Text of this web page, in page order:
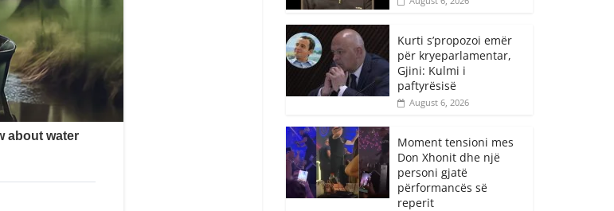
Kurti s’propozoi emër
për kryeparlamentar,
Gjini: Kulmi i
paftyrësisë
August 6, 2026
Moment tensioni mes
Don Xhonit dhe një
personi gjatë
përformancës së
reperit